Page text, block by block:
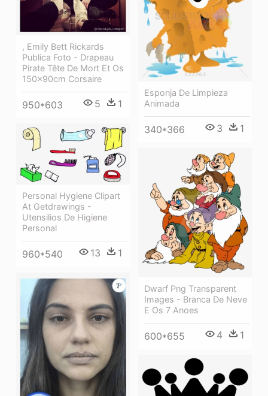
, Emily Bett Rickards
Publica Foto - Drapeau
Pirate Tête De Mort Et Os
150x90cm Corsaire
950*603 5 1
Esponja De Limpieza
Animada
340*366 3 1
Personal Hygiene Clipart
At Getdrawings -
Utensilios De Higiene
Personal
960*540 13 1
Dwarf Png Transparent
Images - Branca De Neve
E Os 7 Anoes
600*655 4 1